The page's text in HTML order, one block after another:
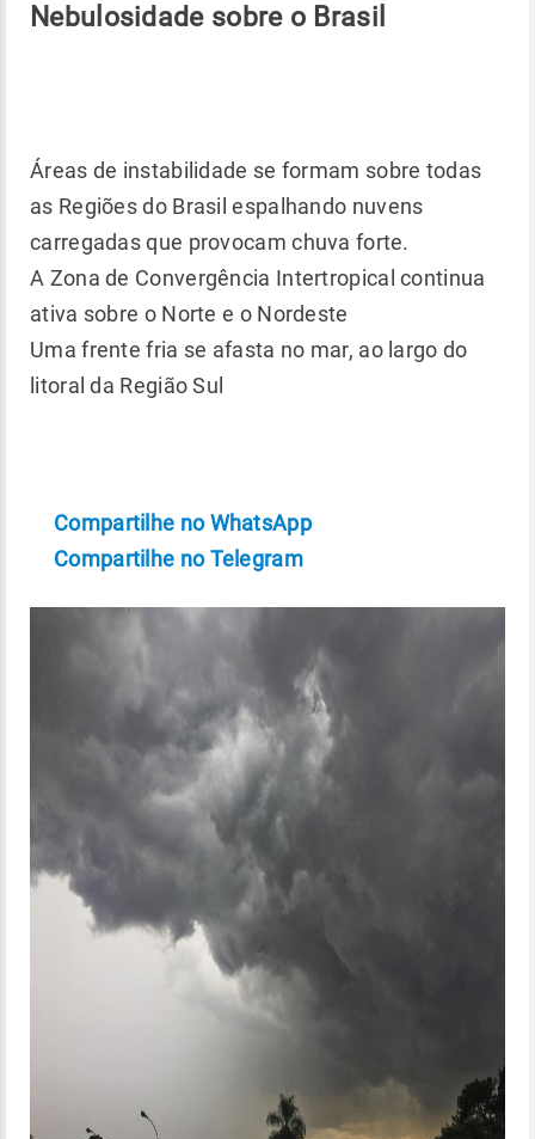
Nebulosidade sobre o Brasil
Áreas de instabilidade se formam sobre todas
as Regiões do Brasil espalhando nuvens
carregadas que provocam chuva forte.
A Zona de Convergência Intertropical continua
ativa sobre o Norte e o Nordeste
Uma frente fria se afasta no mar, ao largo do
litoral da Região Sul
Compartilhe no WhatsApp
Compartilhe no Telegram